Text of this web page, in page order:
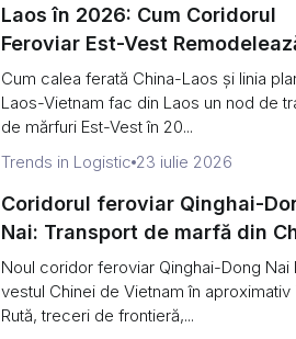
Laos în 2026: Cum Coridorul
Feroviar Est-Vest
Transportul de Mărfuri Asia-
Cum calea ferată China-Laos și linia
Laos-Vietnam fac din Laos un nod de
de mărfuri Est-Vest în 20...
Trends in Logistic 23 iulie 2026
Coridorul feroviar Qinghai-
Nai: Transport de marfă din
Vietnam în șapte zile
Noul coridor feroviar Qinghai-Dong Nai
vestul Chinei de Vietnam în aproximativ
Rută, treceri de frontieră,...